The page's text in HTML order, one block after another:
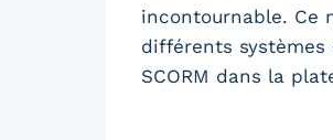
incontournable. Ce
différents systèmes
SCORM dans la